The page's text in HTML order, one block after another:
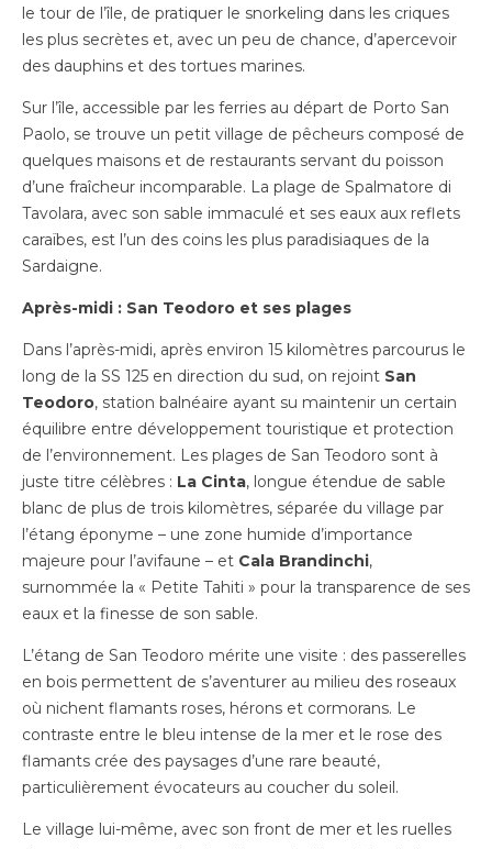
le tour de l’île, de pratiquer le snorkeling dans les criques
les plus secrètes et, avec un peu de chance, d’apercevoir
des dauphins et des tortues marines.
Sur l’île, accessible par les ferries au départ de Porto San
Paolo, se trouve un petit village de pêcheurs composé de
quelques maisons et de restaurants servant du poisson
d’une fraîcheur incomparable. La plage de Spalmatore di
Tavolara, avec son sable immaculé et ses eaux aux reflets
caraïbes, est l’un des coins les plus paradisiaques de la
Sardaigne.
Après-midi : San Teodoro et ses plages
Dans l’après-midi, après environ 15 kilomètres parcourus le
long de la SS 125 en direction du sud, on rejoint San
Teodoro, station balnéaire ayant su maintenir un certain
équilibre entre développement touristique et protection
de l’environnement. Les plages de San Teodoro sont à
juste titre célèbres : La Cinta, longue étendue de sable
blanc de plus de trois kilomètres, séparée du village par
l’étang éponyme – une zone humide d’importance
majeure pour l’avifaune – et Cala Brandinchi,
surnommée la « Petite Tahiti » pour la transparence de ses
eaux et la finesse de son sable.
L’étang de San Teodoro mérite une visite : des passerelles
en bois permettent de s’aventurer au milieu des roseaux
où nichent flamants roses, hérons et cormorans. Le
contraste entre le bleu intense de la mer et le rose des
flamants crée des paysages d’une rare beauté,
particulièrement évocateurs au coucher du soleil.
Le village lui-même, avec son front de mer et les ruelles